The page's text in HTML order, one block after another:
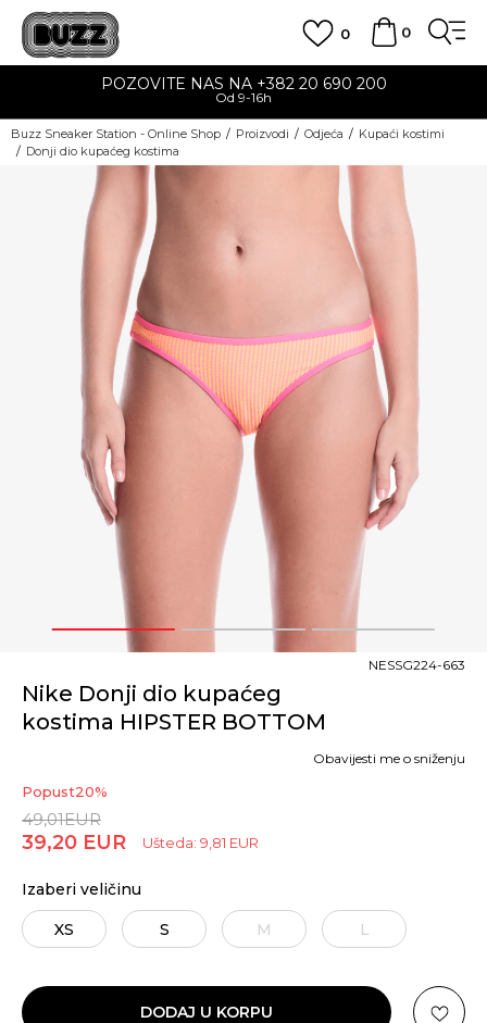
0
0
POZOVITE NAS NA +382 20 690 200
Od 9-16h
Buzz Sneaker Station - Online Shop Proizvodi Odjeća
Kupaći kostimi
Donji dio kupaćeg kostima
1 2 3
Nike Donji dio kupaćeg
kostima HIPSTER BOTTOM
NESSG224-663
Popust20%
49,01EUR
39,20 EUR Ušteda: 9,81 EUR
Obavijesti me o sniženju
Izaberi veličinu
XS S M L
DODAJ U KORPU